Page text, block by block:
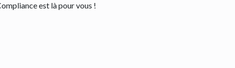
est là pour vous !